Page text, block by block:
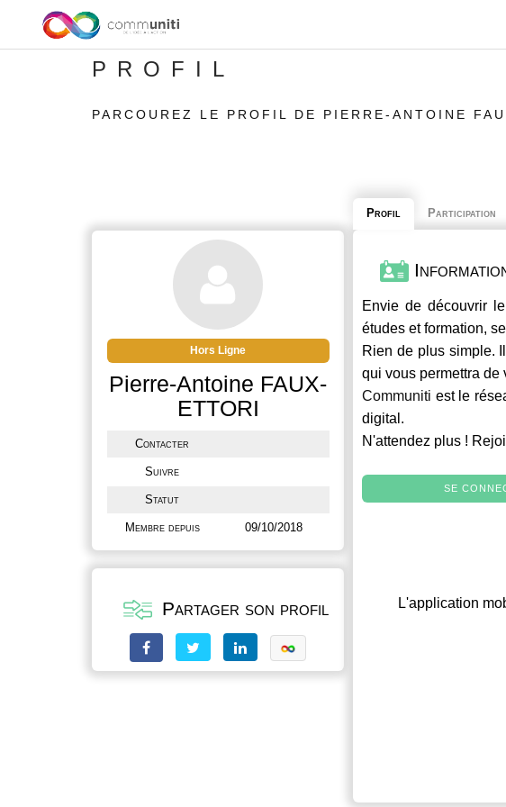
PROFIL
PARCOUREZ LE PROFIL DE PIERRE-ANTOINE
Hors Ligne
Pierre-Antoine FAUX-
ETTORI
Contacter
Suivre
Statut
Membre depuis 09/10/2018
Partager son profil
Profil Participation
Envie de découvrir
études et formation,
Rien de plus simple.
qui vous permettra de
Communiti est le
digital.
N'attendez plus !
SE
L'application